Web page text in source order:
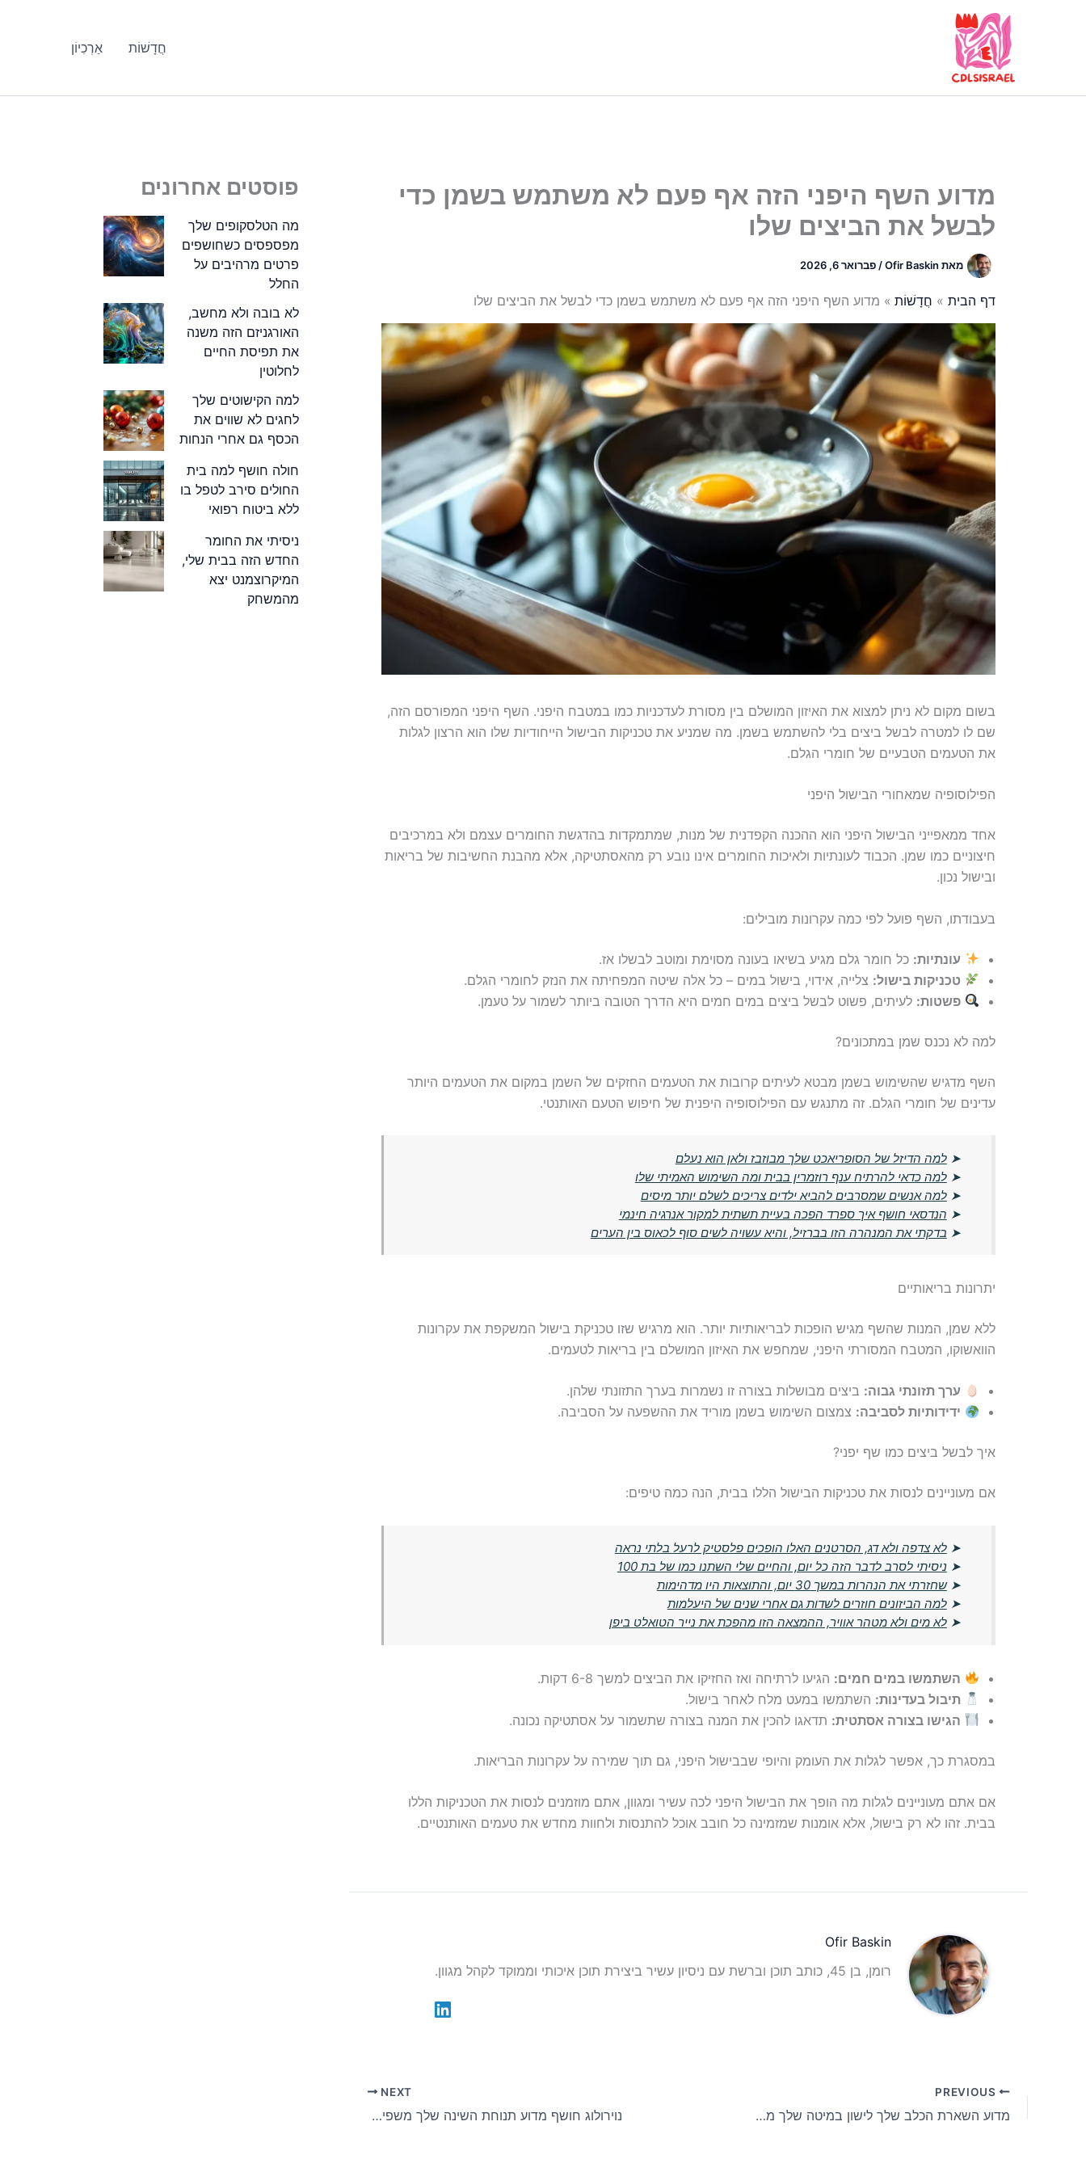
חֲדָשׁוֹת
אַרְכִיוֹן
מדוע השף היפני הזה אף פעם לא משתמש בשמן כדי
לבשל את הביצים שלו
מאת Ofir Baskin
/ פברואר 6, 2026
דף הבית חֲדָשׁוֹת מדוע השף היפני הזה אף פעם לא משתמש בשמן כדי לבשל את הביצים שלו
בשום מקום לא ניתן למצוא את האיזון המושלם בין מסורת לעדכניות כמו במטבח היפני. השף היפני המפורסם הזה,
שם לו למטרה לבשל ביצים בלי להשתמש בשמן. מה שמניע את טכניקות הבישול הייחודיות שלו הוא הרצון לגלות
את הטעמים הטבעיים של חומרי הגלם.
הפילוסופיה שמאחורי הבישול היפני
אחד ממאפייני הבישול היפני הוא ההכנה הקפדנית של מנות, שמתמקדות בהדגשת החומרים עצמם ולא במרכיבים
חיצוניים כמו שמן. הכבוד לעונתיות ולאיכות החומרים אינו נובע רק מהאסתטיקה, אלא מהבנת החשיבות של בריאות
ובישול נכון.
בעבודתו, השף פועל לפי כמה עקרונות מובילים:
עונתיות: כל חומר גלם מגיע בשיאו בעונה מסוימת ומוטב לבשלו אז.
טכניקות בישול: צלייה, אידוי, בישול במים – כל אלה שיטה המפחיתה את הנזק לחומרי הגלם.
פשטות: לעיתים, פשוט לבשל ביצים במים חמים היא הדרך הטובה ביותר לשמור על טעמן.
למה לא נכנס שמן במתכונים?
השף מדגיש שהשימוש בשמן מבטא לעיתים קרובות את הטעמים החזקים של השמן במקום את הטעמים היותר
עדינים של חומרי הגלם. זה מתנגש עם הפילוסופיה היפנית של חיפוש הטעם האותנטי.
➤למה הדיזל של הסופריאכט שלך מבוזבז ולאן הוא נעלם
➤למה כדאי להרתיח ענף רוזמרין בבית ומה השימוש האמיתי שלו
➤למה אנשים שמסרבים להביא ילדים צריכים לשלם יותר מיסים
➤ הנדסאי חושף איך ספרד הפכה בעיית תשתית למקור אנרגיה חינמי
➤ בדקתי את המנהרה הזו בברזיל, והיא עשויה לשים סוף לכאוס בין הערים
יתרונות בריאותיים
ללא שמן, המנות שהשף מגיש הופכות לבריאותיות יותר. הוא מרגיש שזו טכניקת בישול המשקפת את עקרונות
הוואשוקו, המטבח המסורתי היפני, שמחפש את האיזון המושלם בין בריאות לטעמים.
ערך תזונתי גבוה: ביצים מבושלות בצורה זו נשמרות בערך התזונתי שלהן.
ידידותיות לסביבה: צמצום השימוש בשמן מוריד את ההשפעה על הסביבה.
איך לבשל ביצים כמו שף יפני?
אם מעוניינים לנסות את טכניקות הבישול הללו בבית, הנה כמה טיפים:
➤לא צדפה ולא דג, הסרטנים האלו הופכים פלסטיק לרעל בלתי נראה
➤ ניסיתי לסרב לדבר הזה כל יום, והחיים שלי השתנו כמו של בת 100
➤שחזרתי את הנהרות במשך 30 יום, והתוצאות היו מדהימות
➤למה הביזונים חוזרים לשדות גם אחרי שנים של היעלמות
➤לא מים ולא מטהר אוויר, ההמצאה הזו מהפכת את נייר הטואלט ביפן
השתמשו במים חמים: הגיעו לרתיחה ואז החזיקו את הביצים למשך 6-8 דקות.
תיבול בעדינות: השתמשו במעט מלח לאחר בישול.
הגישו בצורה אסתטית: תדאגו להכין את המנה בצורה שתשמור על אסתטיקה נכונה.
במסגרת כך, אפשר לגלות את העומק והיופי שבבישול היפני, גם תוך שמירה על עקרונות הבריאות.
אם אתם מעוניינים לגלות מה הופך את הבישול היפני לכה עשיר ומגוון, אתם מוזמנים לנסות את הטכניקות הללו
בבית. זהו לא רק בישול, אלא אומנות שמזמינה כל חובב אוכל להתנסות ולחוות מחדש את טעמים האותנטיים.
Ofir Baskin
רומן, בן 45, כותב תוכן וברשת עם ניסיון עשיר ביצירת תוכן איכותי וממוקד לקהל מגוון.
מדוע השארת הכלב שלך לישון במיטה שלך מגלה תלות רגשית
NEXT
נוירולוג חושף מדוע תנוחת השינה שלך משפיעה על מצב הרוח
פוסטים אחרונים
מה הטלסקופים שלך
מפספסים כשחושפים
פרטים מרהיבים על
החלל
לא בובה ולא מחשב,
האורגניזם הזה משנה
את תפיסת החיים
לחלוטין
למה הקישוטים שלך
לחגים לא שווים את
הכסף גם אחרי הנחות
חולה חושף למה בית
החולים סירב לטפל בו
ללא ביטוח רפואי
ניסיתי את החומר
החדש הזה בבית שלי,
המיקרוצמנט יצא
מהמשחק